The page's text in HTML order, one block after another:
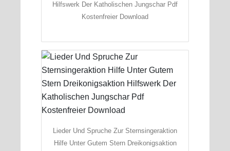
Hilfswerk Der Katholischen Jungschar Pdf
Kostenfreier Download
Lieder Und Spruche Zur Sternsingeraktion
Hilfe Unter Gutem Stern Dreikonigsaktion